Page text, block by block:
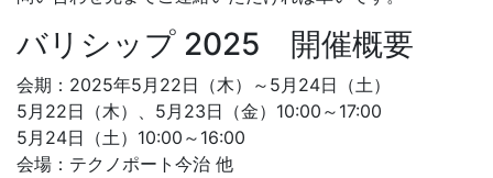
バリシップ 2025 開催概要
会期：2025年5月22日（木）～5月24日（土）
5月22日（木）、5月23日（金）10:00～17:00
5月24日（土）10:00～16:00
会場：テクノポート今治 他